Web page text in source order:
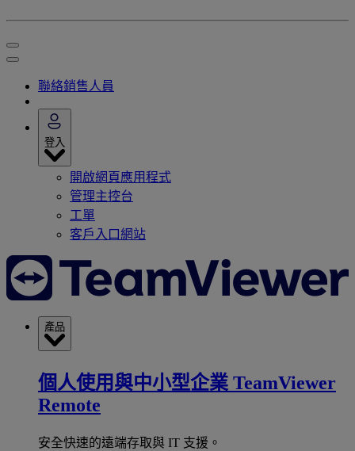
聯絡銷售人員
登入
開啟網頁應用程式
管理主控台
工單
客戶入口網站
產品
個人使用與中小型企業 TeamViewer
Remote
安全快速的遠端存取與 IT 支援。